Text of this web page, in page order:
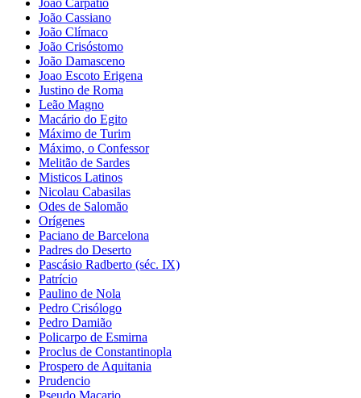
João Cassiano
João Clímaco
João Crisóstomo
João Damasceno
Joao Escoto Erigena
Justino de Roma
Leão Magno
Macário do Egito
Máximo de Turim
Máximo, o Confessor
Melitão de Sardes
Misticos Latinos
Nicolau Cabasilas
Odes de Salomão
Orígenes
Paciano de Barcelona
Padres do Deserto
Pascásio Radberto (séc. IX)
Patrício
Paulino de Nola
Pedro Crisólogo
Pedro Damião
Policarpo de Esmirna
Proclus de Constantinopla
Prospero de Aquitania
Prudencio
Pseudo Macario